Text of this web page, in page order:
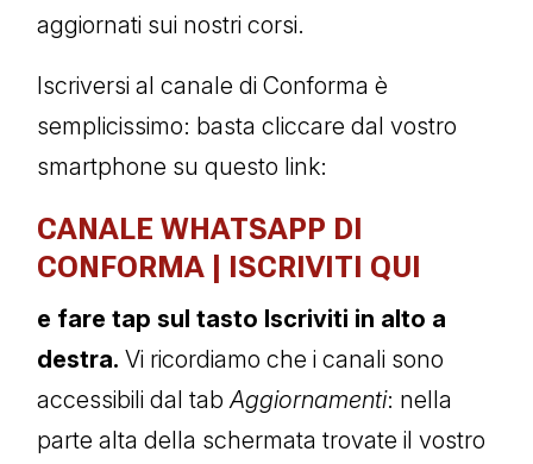
aggiornati sui nostri corsi.
Iscriversi al canale di Conforma è
semplicissimo: basta cliccare dal vostro
smartphone su questo link:
CANALE WHATSAPP DI
CONFORMA | ISCRIVITI QUI
e fare tap sul tasto Iscriviti in alto a
destra. Vi ricordiamo che i canali sono
accessibili dal tab Aggiornamenti: nella
parte alta della schermata trovate il vostro